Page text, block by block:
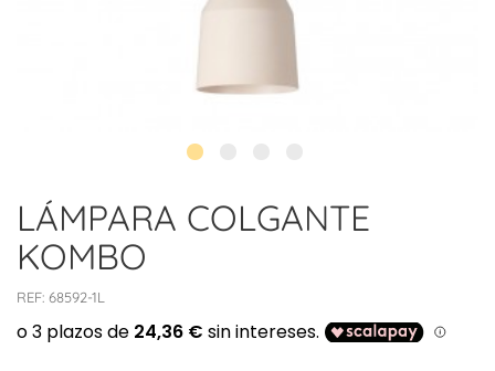
LÁMPARA COLGANTE
KOMBO
REF: 68592-1L